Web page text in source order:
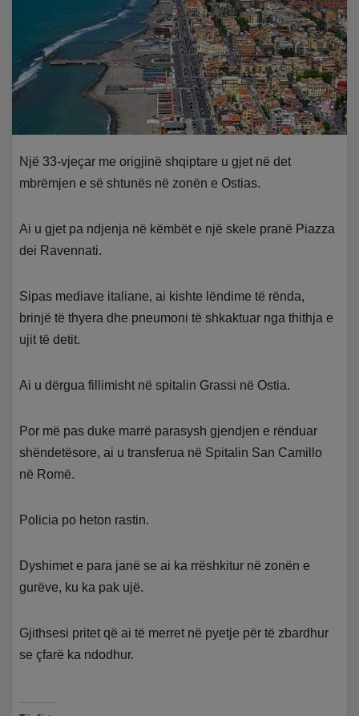
Një 33-vjeçar me origjinë shqiptare u gjet në det
mbrëmjen e së shtunës në zonën e Ostias.
Ai u gjet pa ndjenja në këmbët e një skele pranë Piazza
dei Ravennati.
Sipas mediave italiane, ai kishte lëndime të rënda,
brinjë të thyera dhe pneumoni të shkaktuar nga thithja e
ujit të detit.
Ai u dërgua fillimisht në spitalin Grassi në Ostia.
Por më pas duke marrë parasysh gjendjen e rënduar
shëndetësore, ai u transferua në Spitalin San Camillo
në Romë.
Policia po heton rastin.
Dyshimet e para janë se ai ka rrëshkitur në zonën e
gurëve, ku ka pak ujë.
Gjithsesi pritet që ai të merret në pyetje për të zbardhur
se çfarë ka ndodhur.